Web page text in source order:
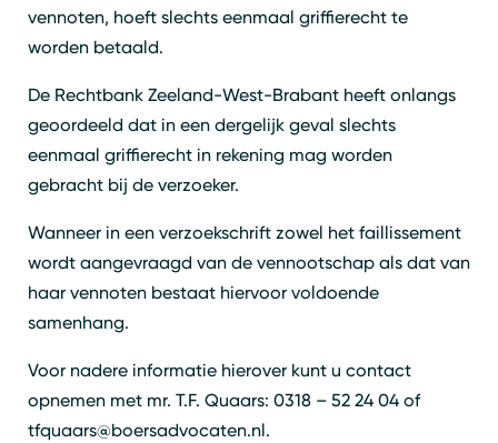
vennoten, hoeft slechts eenmaal griffierecht te
worden betaald.
De Rechtbank Zeeland-West-Brabant heeft onlangs
geoordeeld dat in een dergelijk geval slechts
eenmaal griffierecht in rekening mag worden
gebracht bij de verzoeker.
Wanneer in een verzoekschrift zowel het faillissement
wordt aangevraagd van de vennootschap als dat van
haar vennoten bestaat hiervoor voldoende
samenhang.
Voor nadere informatie hierover kunt u contact
opnemen met mr. T.F. Quaars: 0318 – 52 24 04 of
tfquaars@boersadvocaten.nl.